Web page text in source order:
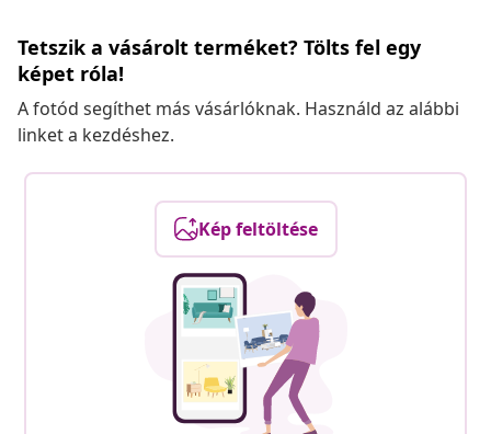
Tetszik a vásárolt terméket? Tölts fel egy
képet róla!
A fotód segíthet más vásárlóknak. Használd az alábbi
linket a kezdéshez.
Kép feltöltése